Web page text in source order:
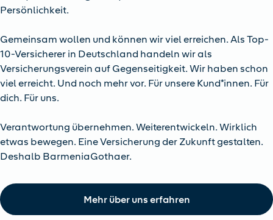
Persönlichkeit.
Gemeinsam wollen und können wir viel erreichen. Als Top-
10-Versicherer in Deutschland handeln wir als
Versicherungsverein auf Gegenseitigkeit. Wir haben schon
viel erreicht. Und noch mehr vor. Für unsere Kund*innen. Für
dich. Für uns.
Verantwortung übernehmen. Weiterentwickeln. Wirklich
etwas bewegen. Eine Versicherung der Zukunft gestalten.
Deshalb BarmeniaGothaer.
Mehr über uns erfahren